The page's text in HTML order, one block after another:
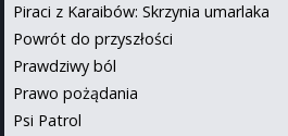
Piraci z Karaibów: Skrzynia umarlaka
Powrót do przyszłości
Prawdziwy ból
Prawo pożądania
Psi Patrol